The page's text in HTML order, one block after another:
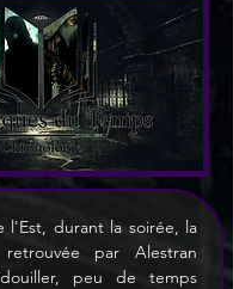
l'Est, durant la soirée, la
par Alestran
peu de temps